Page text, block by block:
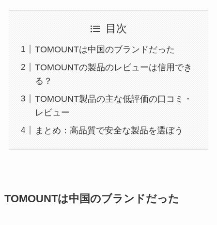
目次
TOMOUNTは中国のブランドだった
TOMOUNTの製品のレビューは信用でき
る？
TOMOUNT製品の主な低評価の口コミ・
レビュー
まとめ：高品質で安全な製品を選ぼう
TOMOUNTは中国のブランドだった